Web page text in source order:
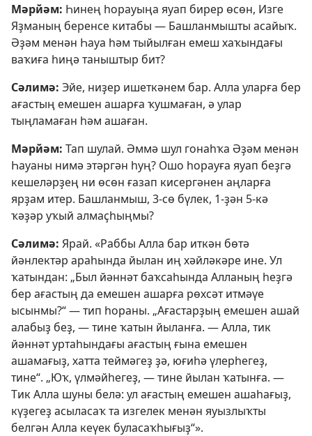
Мәрйәм: Һинең һорауыңа яуап бирер өсөн, Изге
Яҙманың беренсе китабы — Башланмышты асайыҡ.
Әҙәм менән Һауа һәм тыйылған емеш хаҡындағы
ваҡиға һиңә таныштыр бит?
Сәлимә: Эйе, ниҙер ишеткәнем бар. Алла уларға бер
ағастың емешен ашарға ҡушмаған, ә улар
тыңламаған һәм ашаған.
Мәрйәм: Тап шулай. Әммә шул гонаһҡа Әҙәм менән
Һауаны нимә этәргән һуң? Ошо һорауға яуап беҙгә
кешеләрҙең ни өсөн ғазап кисергәнен аңларға
ярҙам итер. Башланмыш, 3-сө бүлек, 1-ҙән 5-кә
ҡәҙәр уҡый алмаҫһыңмы?
Сәлимә: Ярай. «Раббы Алла бар иткән бɵтә
йәнлектәр араһында йылан иң хәйләкәре ине. Ул
ҡатындан: „Был йәннәт баҡсаһында Алланың һеҙгә
бер ағастың да емешен ашарға рɵхсәт итмәүе
ысынмы?“ — тип һораны. „Ағастарҙың емешен ашай
алабыҙ беҙ, — тине ҡатын йыланға. — Алла, тик
йәннәт уртаһындағы ағастың ғына емешен
ашамағыҙ, хатта теймәгеҙ ҙә, юғиһә үлерһегеҙ,
тине“. „Юҡ, үлмәйһегеҙ, — тине йылан ҡатынға. —
Тик Алла шуны белә: ул ағастың емешен ашаһағыҙ,
күҙегеҙ асыласаҡ та изгелек менән яуызлыҡты
белгән Алла кеүек буласаҡһығыҙ“».